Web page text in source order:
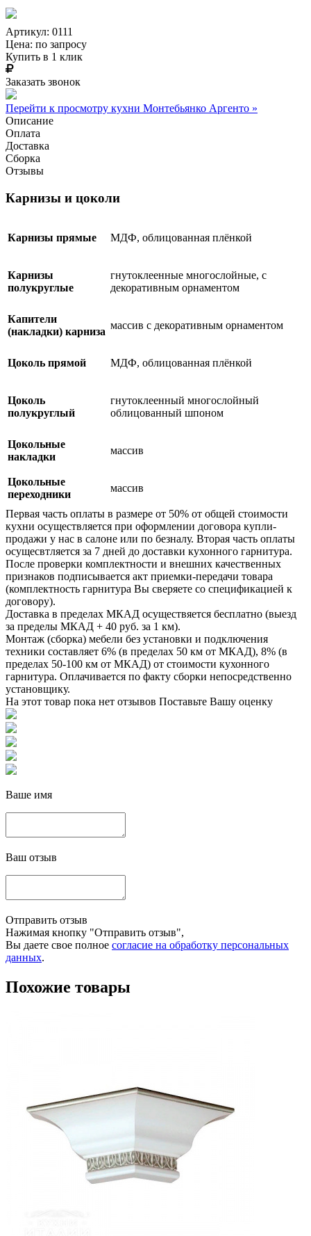
Артикул: 0111
Цена: по запросу
Купить в 1 клик
Заказать звонок
Перейти к просмотру кухни Монтебьянко Аргенто »
Описание
Оплата
Доставка
Сборка
Отзывы
Карнизы и цоколи
Карнизы прямые МДФ, облицованная плёнкой
Карнизы
полукруглые
гнутоклеенные многослойные, с
декоративным орнаментом
Капители
(накладки) карниза
массив с декоративным орнаментом
Цоколь прямой МДФ, облицованная плёнкой
Цоколь
полукруглый
гнутоклеенный многослойный
облицованный шпоном
Цокольные
накладки
массив
Цокольные
переходники
массив
Первая часть оплаты в размере от 50% от общей стоимости
кухни осуществляется при оформлении договора купли-
продажи у нас в салоне или по безналу. Вторая часть оплаты
осущесвтляется за 7 дней до доставки кухонного гарнитура.
После проверки комплектности и внешних качественных
признаков подписывается акт приемки-передачи товара
(комплектность гарнитура Вы сверяете со спецификацией к
договору).
Доставка в пределах МКАД осуществяется бесплатно (выезд
за пределы МКАД + 40 руб. за 1 км).
Монтаж (сборка) мебели без установки и подключения
техники составляет 6% (в пределах 50 км от МКАД), 8% (в
пределах 50-100 км от МКАД) от стоимости кухонного
гарнитура. Оплачивается по факту сборки непосредственно
установщику.
На этот товар пока нет отзывов Поставьте Вашу оценку
Ваше имя
Ваш отзыв
Отправить отзыв
Нажимая кнопку "Отправить отзыв",
Вы даете свое полное согласие на обработку персональных
данных.
Похожие товары